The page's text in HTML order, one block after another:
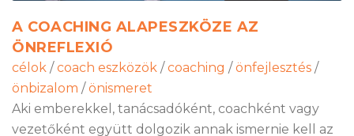
A COACHING ALAPESZKÖZE AZ
ÖNREFLEXIÓ
célok / coach eszközök / coaching / önfejlesztés /
önbizalom / önismeret
Aki emberekkel, tanácsadóként, coachként vagy
vezetőként együtt dolgozik annak ismernie kell az